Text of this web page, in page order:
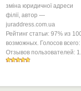
зміна юридичної адреси
філії, автор —
juraddress.com.ua
Рейтинг статьи: 97% из
возможных. Голосов всего:
Отзывов пользователей: 1.